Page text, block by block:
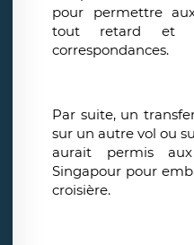
pour permettre
tout retard et
correspondances.
Par suite, un
sur un autre vol ou
aurait permis
Singapour pour
croisière.